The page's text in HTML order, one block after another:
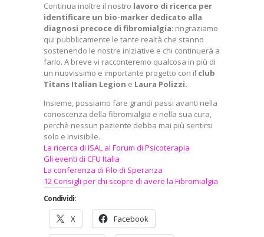
Continua inoltre il nostro lavoro di ricerca per
identificare un bio-marker dedicato alla
diagnosi precoce di fibromialgia: ringraziamo
qui pubblicamente le tante realtà che stanno
sostenendo le nostre iniziative e chi continuerà a
farlo. A breve vi racconteremo qualcosa in più di
un nuovissimo e importante progetto con il club
Titans Italian Legion e Laura Polizzi.
Insieme, possiamo fare grandi passi avanti nella
conoscenza della fibromialgia e nella sua cura,
perchè nessun paziente debba mai più sentirsi
solo e invisibile.
La ricerca di ISAL al Forum di Psicoterapia
Gli eventi di CFU Italia
La conferenza di Filo di Speranza
12 Consigli per chi scopre di avere la Fibromialgia
Condividi:
X Facebook